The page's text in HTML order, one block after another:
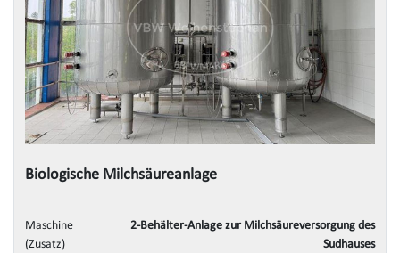
Biologische Milchsäureanlage
Maschine
(Zusatz)
2-Behälter-Anlage zur Milchsäureversorgung des
Sudhauses